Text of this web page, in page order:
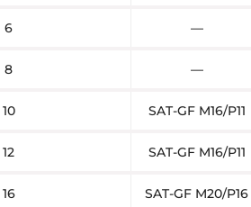
6 —
8 —
10 SAT-GF M16/P11
12 SAT-GF M16/P11
16 SAT-GF M20/P16